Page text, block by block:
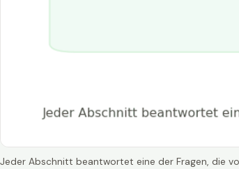
Jeder Abschnitt beantwortet eine der Fragen, die